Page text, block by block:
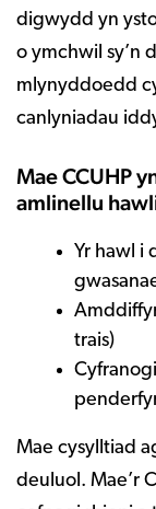
digwydd yn
o ymchwil sy’n
mlynyddoedd
canlyniadau
Mae CCUHP
amlinellu
Yr hawl i
trais)
Mae cysylltiad
deuluol. Mae’r